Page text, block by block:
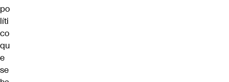
po
líti
co
qu
e
se